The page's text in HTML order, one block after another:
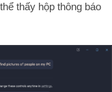
thấy hộp thông báo